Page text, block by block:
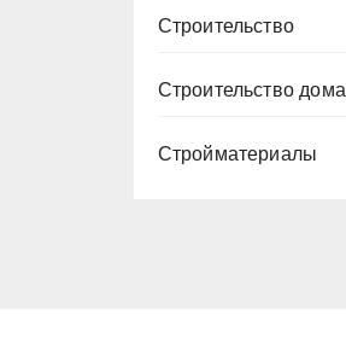
Строительство
Строительство дома
Стройматериалы